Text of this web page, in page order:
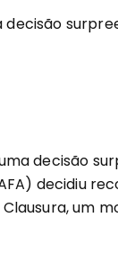
decisão
decidiu
um